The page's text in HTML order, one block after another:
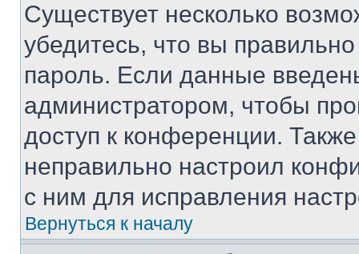
Существует несколько
убедитесь, что вы
пароль. Если данные
администратором, чтобы
доступ к конференции.
неправильно настроил
с ним для исправления
Вернуться к началу